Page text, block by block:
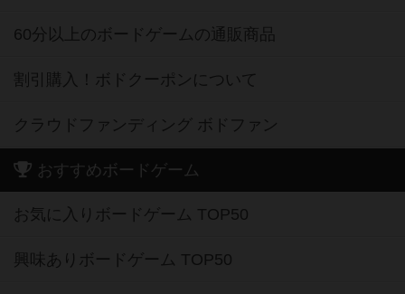
60分以上のボードゲームの通販商品
割引購入！ボドクーポンについて
クラウドファンディング ボドファン
おすすめボードゲーム
お気に入りボードゲーム TOP50
興味ありボードゲーム TOP50